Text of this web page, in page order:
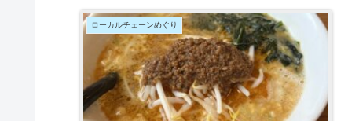
ローカルチェーンめぐり